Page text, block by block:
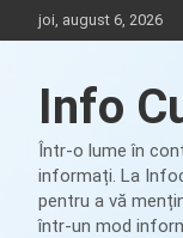
to
joi, august 6, 2026
Info
Într-o lume în
informați. La
pentru a vă
într-un mod